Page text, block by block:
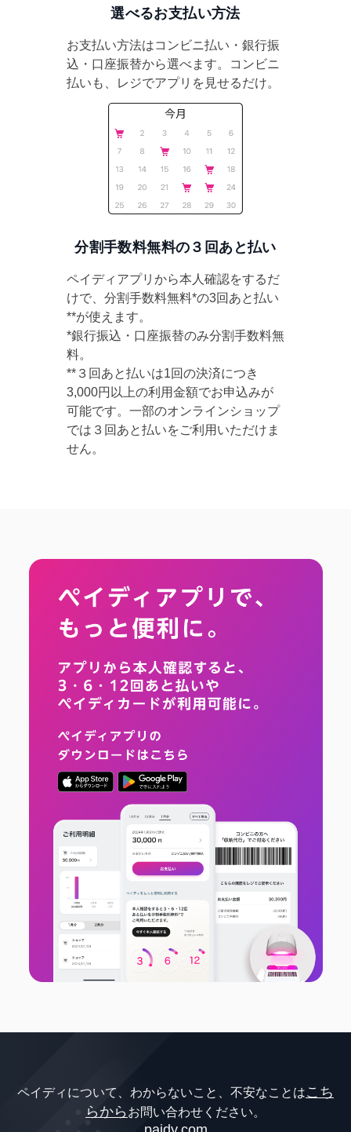
選べるお支払い方法
お支払い方法はコンビニ払い・銀行振
込・口座振替から選べます。コンビニ
払いも、レジでアプリを見せるだけ。
分割手数料無料の３回あと払い
ペイディアプリから本人確認をするだ
けで、分割手数料無料*の3回あと払い
**が使えます。
*銀行振込・口座振替のみ分割手数料無
料。
**３回あと払いは1回の決済につき
3,000円以上の利用金額でお申込みが
可能です。一部のオンラインショップ
では３回あと払いをご利用いただけま
せん。
ペイディについて、わからないこと、不安なことはこち
らから お問い合わせください。